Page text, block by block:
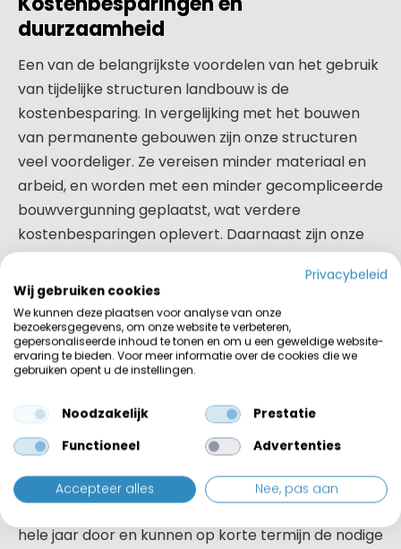
duurzaamheid
Een van de belangrijkste voordelen van het gebruik
van tijdelijke structuren landbouw is de
kostenbesparing. In vergelijking met het bouwen
van permanente gebouwen zijn onze structuren
veel voordeliger. Ze vereisen minder materiaal en
arbeid, en worden met een minder gecompliceerde
bouwvergunning geplaatst, wat verdere
kostenbesparingen oplevert. Daarnaast zijn onze
tijdelijke structuren duurzaam. Ze zijn zo ontworpen
dat ze moeiteloos de zwaarste
weersomstandigheden doorstaan en vele jaren
meegaan. Dit vermindert niet alleen de behoefte
aan frequente vervanging, maar het minimaliseert
ook de ecologische impact van jouw bedrijf.
Seizoensgebonden en flexibel
Een ander voordeel van tijdelijke structuren is de
mogelijkheid om ze seizoensgebonden te
gebruiken. Landbouwactiviteiten veranderen het
hele jaar door en kunnen op korte termijn de nodige
Privacybeleid
Wij gebruiken cookies
We kunnen deze plaatsen voor analyse van onze
bezoekersgegevens, om onze website te verbeteren,
gepersonaliseerde inhoud te tonen en om u een geweldige website-
ervaring te bieden. Voor meer informatie over de cookies die we
gebruiken opent u de instellingen.
Noodzakelijk
Prestatie
Functioneel
Advertenties
Accepteer alles Nee, pas aan